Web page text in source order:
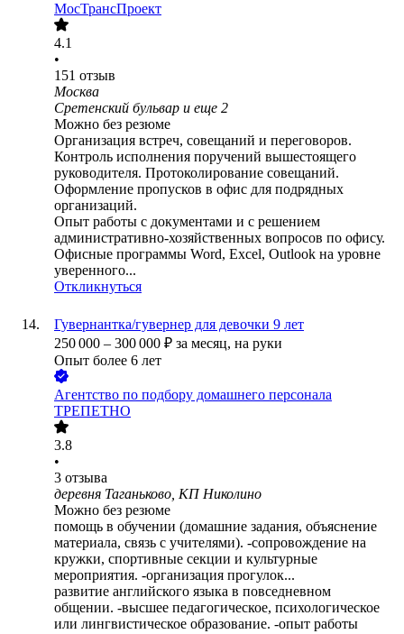
МосТрансПроект
4.1
•
151 отзыв
Москва
Сретенский бульвар и еще 2
Можно без резюме
Организация встреч, совещаний и переговоров.
Контроль исполнения поручений вышестоящего
руководителя. Протоколирование совещаний.
Оформление пропусков в офис для подрядных
организаций.
Опыт работы с документами и с решением
административно-хозяйственных вопросов по офису.
Офисные программы Word, Excel, Outlook на уровне
уверенного...
Откликнуться
Гувернантка/гувернер для девочки 9 лет
250 000 – 300 000 ₽ за месяц, на руки
Опыт более 6 лет
Агентство по подбору домашнего персонала
ТРЕПЕТНО
3.8
•
3 отзыва
деревня Таганьково, КП Николино
Можно без резюме
помощь в обучении (домашние задания, объяснение
материала, связь с учителями). -сопровождение на
кружки, спортивные секции и культурные
мероприятия. -организация прогулок...
развитие английского языка в повседневном
общении. -высшее педагогическое, психологическое
или лингвистическое образование. -опыт работы